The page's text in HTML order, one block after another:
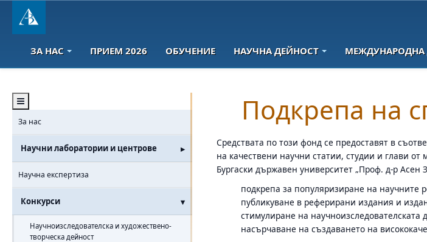
ЗА НАС ПРИЕМ 2026 ОБУЧЕНИЕ НАУЧНА ДЕЙНОСТ МЕЖДУНАРОДНА
Подкрепа на
Средствата по този фонд се предоставят в
на качествени научни статии, студии и глави
Бургаски държавен университет „Проф. д-р Асен
подкрепа за популяризиране на научните
публикуване в реферирани издания и
стимулиране на научноизследователската
насърчаване на създаването на
За нас
Научни лаборатории и центрове
Научна експертиза
Конкурси
Научноизследователска и художествено-
творческа дейност